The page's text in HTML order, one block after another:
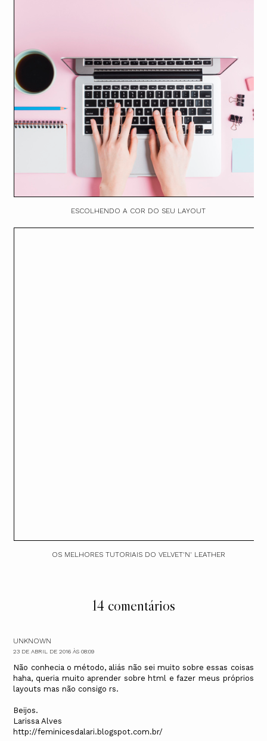
ESCOLHENDO A COR DO SEU LAYOUT
OS MELHORES TUTORIAIS DO VELVET'N' LEATHER
14 comentários
UNKNOWN
23 DE ABRIL DE 2016 ÀS 08:09
Não conhecia o método, aliás não sei muito sobre essas coisas
haha, queria muito aprender sobre html e fazer meus próprios
layouts mas não consigo rs.
Beijos.
Larissa Alves
http://feminicesdalari.blogspot.com.br/